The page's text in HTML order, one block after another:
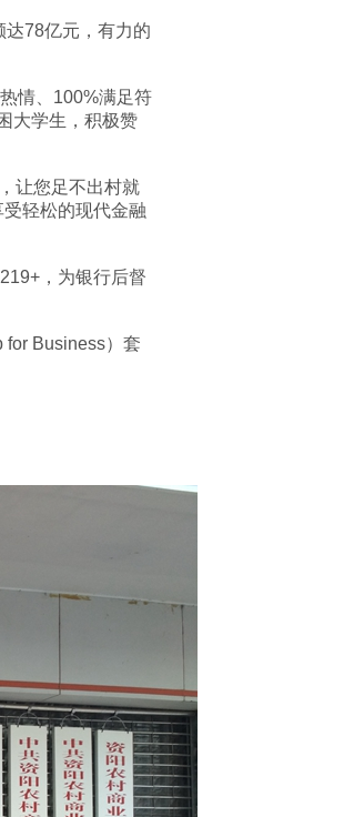
78亿元，有力的
情、100%满足符
大学生，积极赞
让您足不出村就
轻松的现代金融
，为银行后督
Business）套